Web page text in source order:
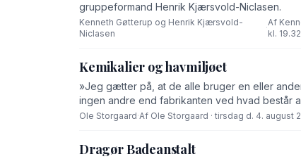
gruppeformand Henrik Kjærsvold-Niclasen.
Kenneth Gøtterup og Henrik Kjærsvold-
Niclasen
·
Af
kl. 19.32
Kemikalier og havmiljøet
»Jeg gætter på, at de alle bruger en eller
ingen andre end fabrikanten ved hvad består
Ole Storgaard·Af Ole Storgaard · tirsdag d. 4. august
Dragør Badeanstalt